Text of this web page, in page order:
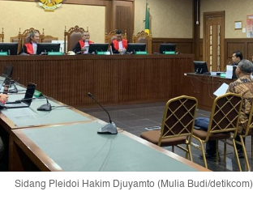
Sidang Pleidoi Hakim Djuyamto (Mulia Budi/detikcom)